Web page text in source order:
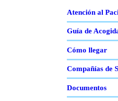
Atención al
Guía de
Cómo llegar
Compañías de
Documentos